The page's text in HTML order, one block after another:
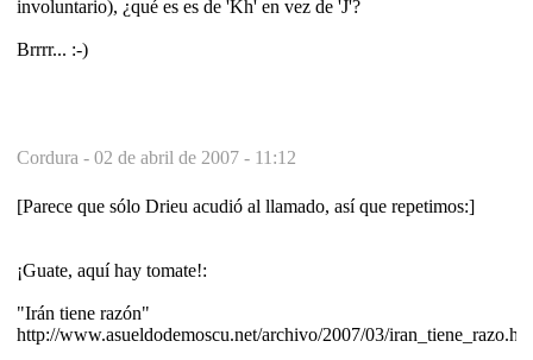
involuntario), ¿qué es es de 'Kh' en vez de 'J'?
Brrrr... :-)
Cordura - 02 de abril de 2007 - 11:12
[Parece que sólo Drieu acudió al llamado, así que repetimos:]
¡Guate, aquí hay tomate!:
"Irán tiene razón"
http://www.asueldodemoscu.net/archivo/2007/03/